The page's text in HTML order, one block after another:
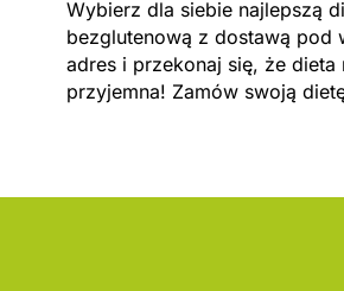
Wybierz dla siebie najlepszą
bezglutenową z dostawą pod
adres i przekonaj się, że dieta
przyjemna! Zamów swoją